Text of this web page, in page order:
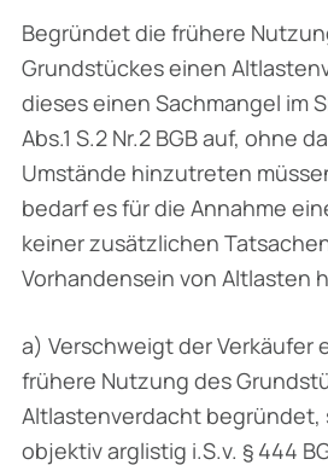
Begründet die frühere
Grundstückes einen
dieses einen Sachmangel im
Abs.1 S.2 Nr.2 BGB auf, ohne
Umstände hinzutreten
bedarf es für die Annahme
keiner zusätzlichen
Vorhandensein von Altlasten
a) Verschweigt der Verkäufer
frühere Nutzung des
Altlastenverdacht begründet,
objektiv arglistig i.S.v. § 444